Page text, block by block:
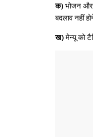
क) भोजन और
बदलाव नहीं
ख)मेन्यू को